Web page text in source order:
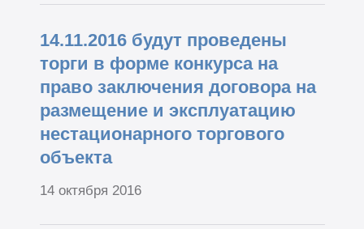
14.11.2016 будут проведены
торги в форме конкурса на
право заключения договора на
размещение и эксплуатацию
нестационарного торгового
объекта
14 октября 2016